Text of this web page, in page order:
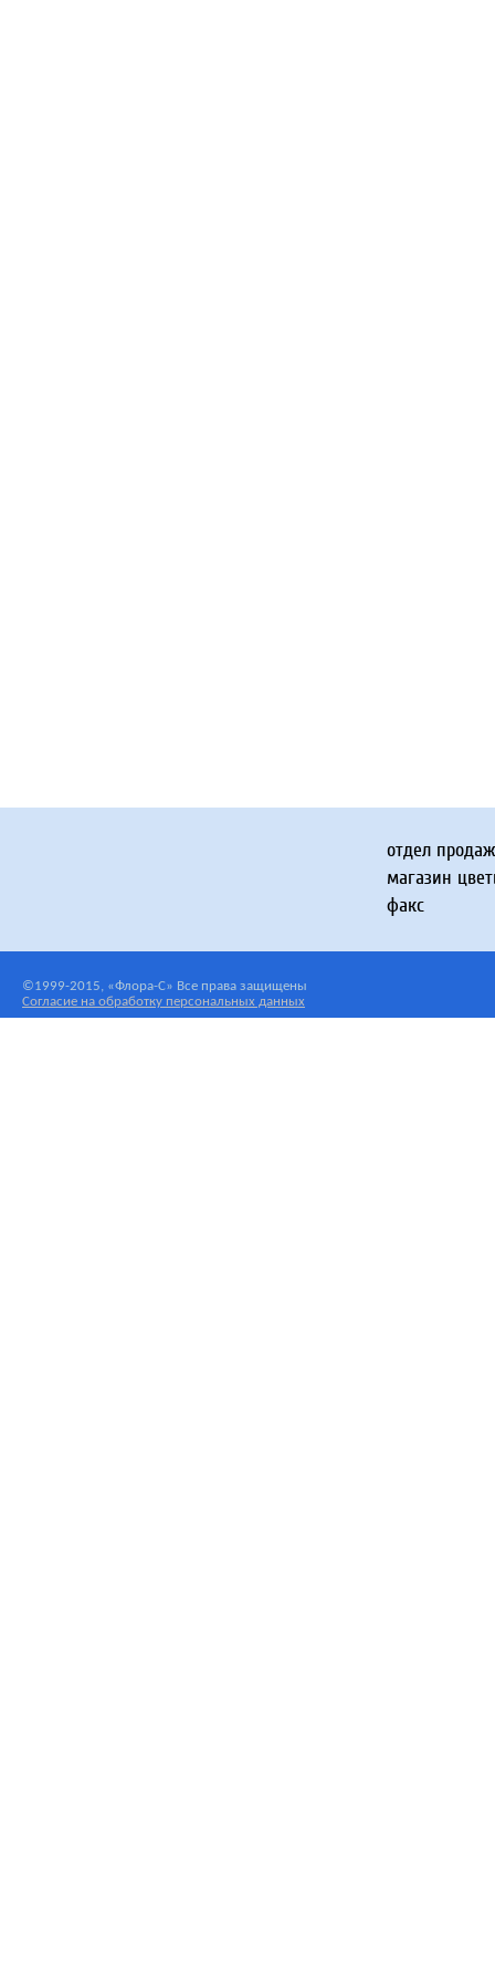
отдел продаж
магазин
факс
©1999-2015, «Флора-С» Все права защищены
Согласие на обработку персональных данных